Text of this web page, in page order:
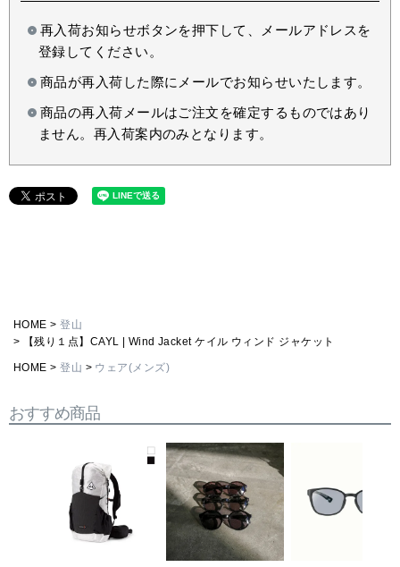
再入荷お知らせボタンを押下して、メールアドレスを
登録してください。
商品が再入荷した際にメールでお知らせいたします。
商品の再入荷メールはご注文を確定するものではあり
ません。再入荷案内のみとなります。
HOME
登山
【残り１点】CAYL | Wind Jacket ケイル ウィンド ジャケット
HOME 登山 ウェア(メンズ)
おすすめ商品